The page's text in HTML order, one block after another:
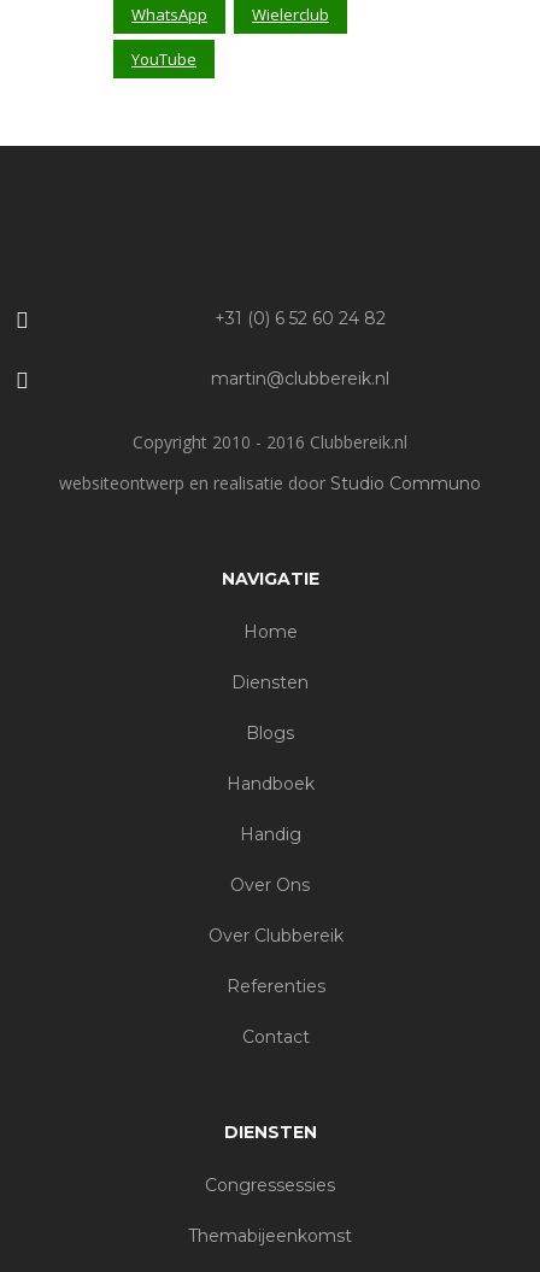
WhatsApp Wielerclub
YouTube
+31 (0) 6 52 60 24 82
martin@clubbereik.nl
Copyright 2010 - 2016 Clubbereik.nl
websiteontwerp en realisatie door Studio Communo
NAVIGATIE
Home
Diensten
Blogs
Handboek
Handig
Over Ons
Over Clubbereik
Referenties
Contact
DIENSTEN
Congressessies
Themabijeenkomst